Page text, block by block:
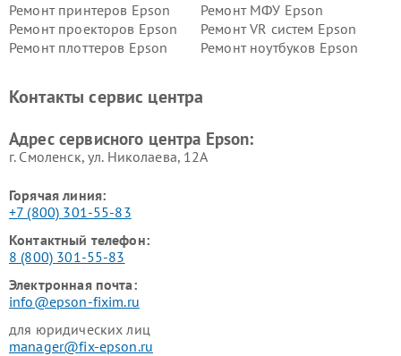
Ремонт принтеров Epson
Ремонт МФУ Epson
Ремонт проекторов Epson
Ремонт VR систем Epson
Ремонт плоттеров Epson
Ремонт ноутбуков Epson
Контакты сервис центра
Адрес сервисного центра Epson:
г. Смоленск, ул. Николаева, 12А
Горячая линия:
+7 (800) 301-55-83
Контактный телефон:
8 (800) 301-55-83
Электронная почта:
info@epson-fixim.ru
для юридических лиц
manager@fix-epson.ru